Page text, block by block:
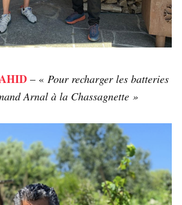
– « Pour recharger les batteries
Arnal à la Chassagnette »